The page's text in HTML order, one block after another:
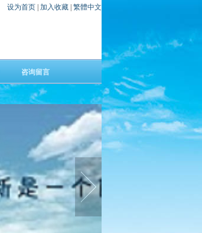
设为首页 加入收藏 繁體中文
咨询留言